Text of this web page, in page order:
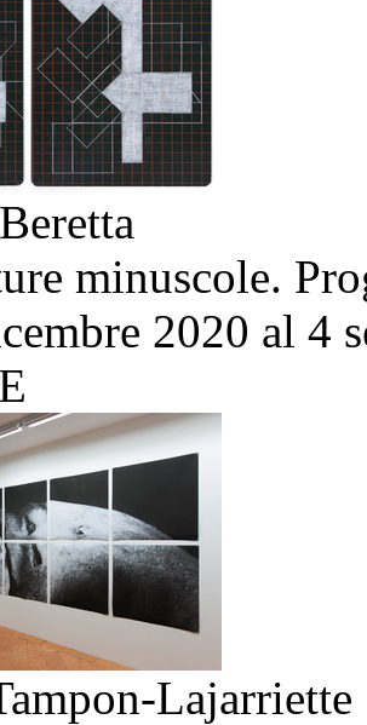
minuscole.
2020 al 4
Lajarriette